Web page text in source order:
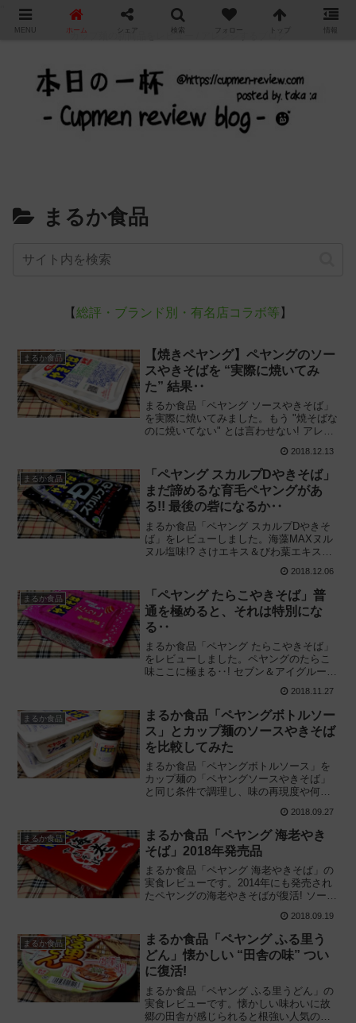
カップ麺の新商品をレビュー / アレンジするブログ
まるか食品
【総評・ブランド別・有名店コラボ等 】
まるか食品
【焼きペヤング】ペヤングのソー
スやきそばを “実際に焼いてみ
た” 結果‥
まるか食品「ペヤング ソースやきそば」
を実際に焼いてみました。もう "焼そばな
のに焼いてない" とは言わせない! アレン
調理方法や食べてみた感想を紹介し、味
や食感の違いも解説します。
2018.12.13
まるか食品
「ペヤング スカルプDやきそば」
まだ諦めるな育毛ペヤングがあ
る!! 最後の砦になるか‥
まるか食品「ペヤング スカルプDやきそ
ば」をレビューしました。海藻MAXヌル
ヌル塩味!? さけエキス＆びわ葉エキス配
ルプDのカップ麺を実際に食べてみた感想
に基づいて評価します。
2018.12.06
まるか食品
「ペヤング たらこやきそば」普
通を極めると、それは特別にな
る‥
まるか食品「ペヤング たらこやきそば」
をレビューしました。ペヤングのたらこ
味ここに極まる‥! セブン＆アイグループ
系やきそばを実際に食べてみた感想に基
づいて評価します。2019/01/14一般販売
開始
2018.11.27
まるか食品
まるか食品「ペヤングボトルソー
ス」とカップ麺のソースやきそば
を比較してみた
まるか食品「ペヤングボトルソース」を
カップ麺の「ペヤングソースやきそば」
と同じ条件で調理し、味の再現度や何が
感想です。どこで買えるのか、購入価格
や取扱販売店の情報も紹介。発売日
2018/08/27
2018.09.27
まるか食品
まるか食品「ペヤング 海老やき
そば」2018年発売品
まるか食品「ペヤング 海老やきそば」の
実食レビューです。2014年にも発売され
たペヤングの海老やきそばが復活! ソース
ップ麺を従来品と比較しながら食べてレ
ビューしました。2018/09/17新発売
2018.09.19
まるか食品
まるか食品「ペヤング ふる里う
どん」懐かしい “田舎の味” つい
に復活!
まるか食品「ペヤング ふる里うどん」の
実食レビューです。懐かしい味わいに故
郷の田舎が感じられると根強い人気のあ
MENU ホーム シェア 検索 フォロー トップ 情報